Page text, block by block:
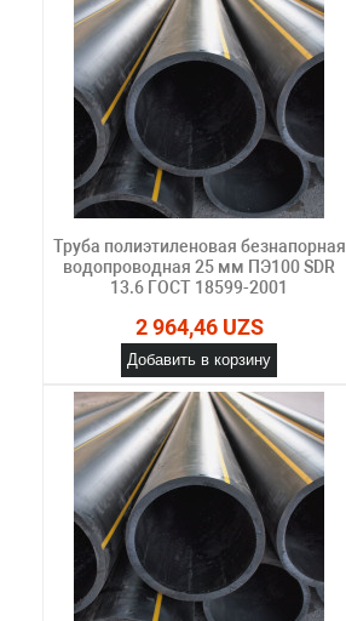
Труба полиэтиленовая безнапорная
водопроводная 25 мм ПЭ100 SDR
13.6 ГОСТ 18599-2001
2 964,46 UZS
Добавить в корзину